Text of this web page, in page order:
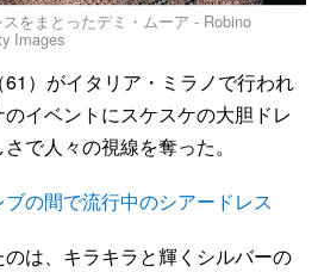
をまとったデミ・ムーア - Robino
Images
（61）がイタリア・ミラノで行われ
イベントにスケスケの大胆ドレ
で人々の視線を奪った。
ブの間で流行中のシアードレス
は、キラキラと輝くシルバーの